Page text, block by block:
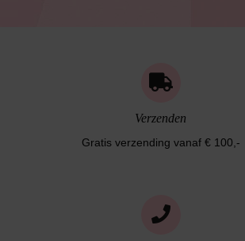
Verzenden
Gratis verzending vanaf € 100,-